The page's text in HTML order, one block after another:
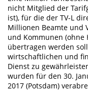
nicht Mitglied der
ist), für die der TV-L
Millionen Beamte und
und Kommunen (ohne
übertragen werden
wirtschaftlichen und
Dienst zu
wurden für den 30.
2017 (Potsdam)